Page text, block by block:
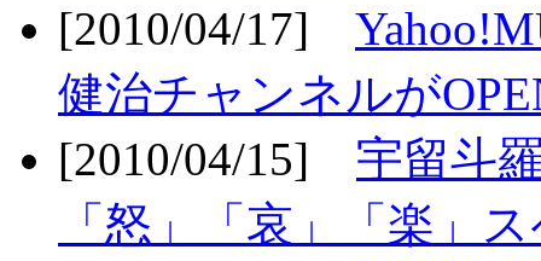
[2010/04/17]
健治チャンネルが
[2010/04/15] 宇留斗
「怒」「哀」「楽」